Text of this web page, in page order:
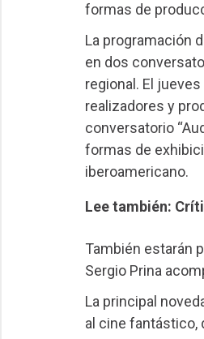
formas de
La programación
en dos
regional. El
realizadores y
conversatorio
formas de
iberoamericano.
Lee también:
También estarán
Sergio Prina
La principal
al cine fantástico,